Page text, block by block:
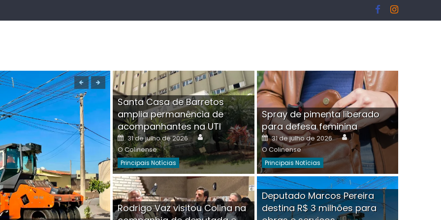
Boutique na Av. Ângelo Martins Tristão é
invadida por criminoso mascarado
Santa Casa de Barretos
amplia permanência de
acompanhantes na UTI
Posted
on
31 de julho de 2026 Author
O Colinense
Principais Notícias
Spray de pimenta liberado
para defesa feminina
Posted
on
31 de julho de 2026 Author
O Colinense
Principais Notícias
Rodrigo Vaz visitou Colina na
Deputado Marcos Pereira
destina R$ 3 milhões para